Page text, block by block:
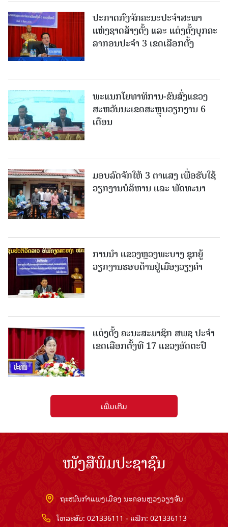
ປະກາດກົງຈັກຄະນະປະຈໍາສະພາ
ແຫ່ງຊາດສ້າງຕັ້ງ ແລະ ແຕ່ງຕັ້ງບຸກຄະ
ລາກອນປະຈໍາ 3 ເຂດເລືອກຕັ້ງ
ພະແນກໂຍທາທິການ-ຂົນສົ່ງແຂວງ
ສະຫວັນນະເຂດສະຫຼຸບວຽກງານ 6
ເດືອນ
ມອບລົດຈັກໃຫ້ 3 ຕາແສງ ເພື່ອຮັບໃຊ້
ວຽກງານບໍລິຫານ ແລະ ພັດທະນາ
ການນຳ ແຂວງຫຼວງພະບາງ ຊຸກຍູ້
ວຽກງານຮອບດ້ານຢູ່ເມືອງວຽງຄໍາ
ແຕ່ງຕັ້ງ ຄະນະສະມາຊິກ ສພຊ ປະຈຳ
ເຂດເລືອກຕັ້ງທີ 17 ແຂວງອັດຕະປື
ເພີ່ມເຕີມ
ໜັງສືພິມປະຊາຊົນ
ຖະໜົນກຳແພງເມືອງ ນະຄອນຫຼວງວຽງຈັນ
ໂທລະສັບ: 021336111 - ແຟັກ: 021336113